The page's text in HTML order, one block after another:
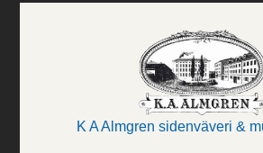
K A Almgren sidenväveri &